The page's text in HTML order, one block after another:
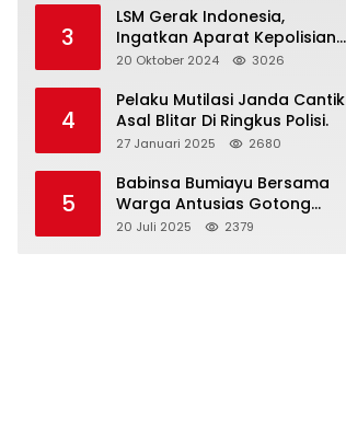
3
LSM Gerak Indonesia,
Ingatkan Aparat Kepolisian
Polres Blitar Kota “Tri Brata
20 Oktober 2024 3026
4
Pelaku Mutilasi Janda Cantik
Asal Blitar Di Ringkus Polisi.
27 Januari 2025 2680
5
Babinsa Bumiayu Bersama
Warga Antusias Gotong
Royong Bersihkan Jalan
20 Juli 2025 2379